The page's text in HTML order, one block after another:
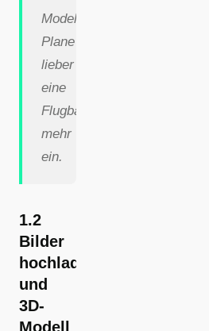
Modell.
Plane
lieber
eine
Flugbahn
mehr
ein.
1.2
Bilder
hochladen
und
3D-
Modell